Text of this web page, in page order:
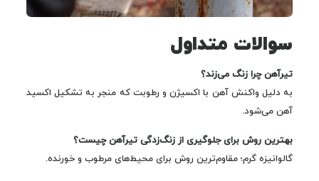
سوالات متداول
تیرآهن چرا زنگ می‌زند؟
به دلیل واکنش آهن با اکسیژن و رطوبت که منجر به تشکیل اکسید
آهن می‌شود.
بهترین روش برای جلوگیری از زنگ‌زدگی تیرآهن چیست؟
گالوانیزه گرم؛ مقاوم‌ترین روش برای محیط‌های مرطوب و خورنده.